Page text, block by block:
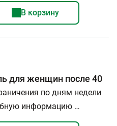
В корзину
для женщин после 40
по дням недели
информацию …